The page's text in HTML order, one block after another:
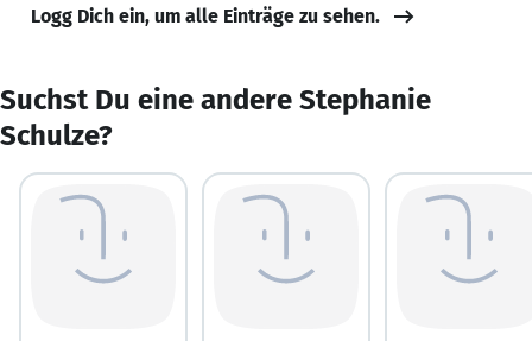
Logg Dich ein, um alle Einträge zu sehen.
Suchst Du eine andere Stephanie
Schulze?